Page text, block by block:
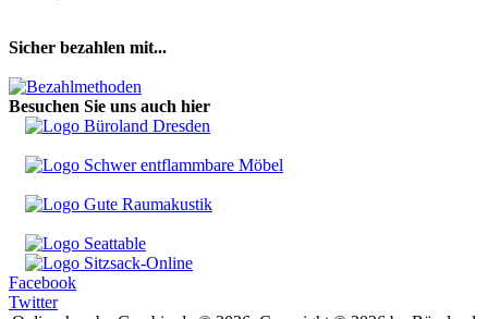
Sicher bezahlen mit...
Besuchen Sie uns auch hier
Facebook
Twitter